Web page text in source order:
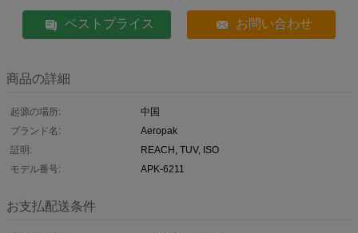
ベストプライス お問い合わせ
商品の詳細
起源の場所:
中国
ブランド名:
Aeropak
証明:
REACH, TUV, ISO
モデル番号:
APK-6211
お支払配送条件